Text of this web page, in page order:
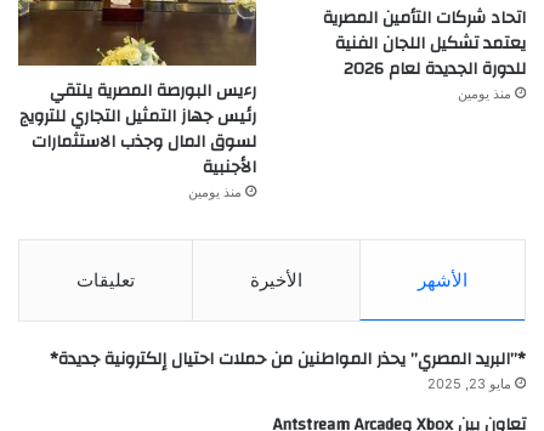
اتحاد شركات التأمين المصرية
يعتمد تشكيل اللجان الفنية
للدورة الجديدة لعام 2026
منذ يومين
رءيس البورصة المصرية يلتقي
رئيس جهاز التمثيل التجاري للترويج
لسوق المال وجذب الاستثمارات
الأجنبية
منذ يومين
الأشهر الأخيرة تعليقات
*”البريد المصري” يحذر المواطنين من حملات احتيال إلكترونية جديدة*
مايو 23, 2025